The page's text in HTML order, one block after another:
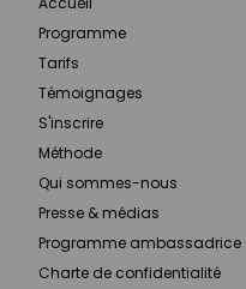
Programme
Tarifs
Témoignages
S'inscrire
Méthode
Qui sommes-nous
Presse & médias
Programme ambassadrice
Charte de confidentialité